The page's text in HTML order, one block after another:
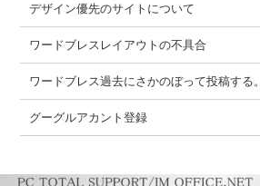
デザイン優先のサイトについて
ワードブレスレイアウトの不具合
ワードブレス過去にさかのぼって投稿する。
グーグルアカント登録